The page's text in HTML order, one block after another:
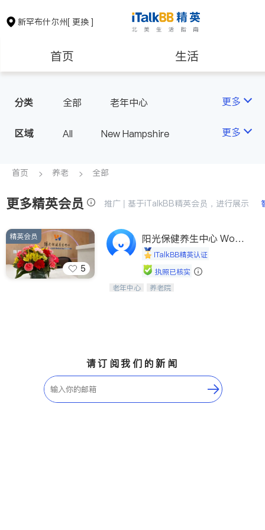
新罕布什尔州[ 更换 ]
首页 生活
保险理财 房地产租售
建筑装修
养老 非盈利组织
分类 全部 老年中心 更多
区域 All New Hampshire 更多
首页 养老 全部
更多精英会员 推广 | 基于iTalkBB精英会员，进行展示
5
精英会员
阳光保健养生中心 World
shineiTalkBB精英认证
执照已核实
阳光保健养生中心为老年人提供日间护
老年中心 养老院
请订阅我们的新闻